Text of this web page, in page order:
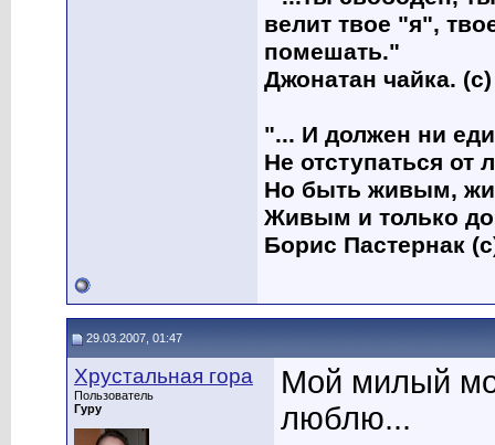
велит твое "я",
помешать."
Джонатан чайка. (с)
"... И должен ни
Не отступаться от
Но быть живым,
Живым и только
Борис Пастернак
29.03.2007, 01:47
Хрустальная гора
Пользователь
Гуру
Мой милый
люблю...